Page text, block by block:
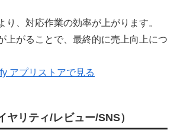
り、対応作業の効率が上がります。
上がることで、最終的に売上向上につ
アプリストアで見る
リティ/レビュー/SNS）